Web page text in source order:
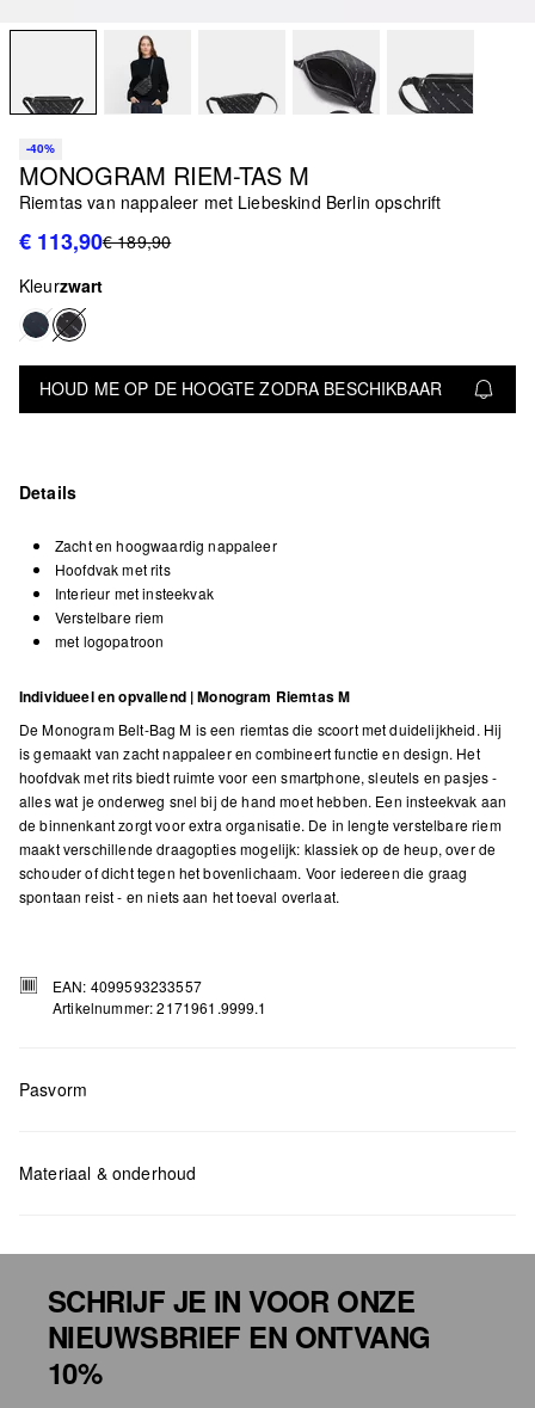
-40%
MONOGRAM RIEM-TAS M
Riemtas van nappaleer met Liebeskind Berlin opschrift
€ 113,90€ 189,90
Kleurzwart
HOUD ME OP DE HOOGTE ZODRA BESCHIKBAAR
Details
Zacht en hoogwaardig nappaleer
Hoofdvak met rits
Interieur met insteekvak
Verstelbare riem
met logopatroon
Individueel en opvallend | Monogram Riemtas M
De Monogram Belt-Bag M is een riemtas die scoort met duidelijkheid. Hij
is gemaakt van zacht nappaleer en combineert functie en design. Het
hoofdvak met rits biedt ruimte voor een smartphone, sleutels en pasjes -
alles wat je onderweg snel bij de hand moet hebben. Een insteekvak aan
de binnenkant zorgt voor extra organisatie. De in lengte verstelbare riem
maakt verschillende draagopties mogelijk: klassiek op de heup, over de
schouder of dicht tegen het bovenlichaam. Voor iedereen die graag
spontaan reist - en niets aan het toeval overlaat.
EAN: 4099593233557
Artikelnummer: 2171961.9999.1
Pasvorm
Materiaal & onderhoud
Niet geschikt voor de droger
SCHRIJF JE IN VOOR ONZE
NIEUWSBRIEF EN ONTVANG
10%